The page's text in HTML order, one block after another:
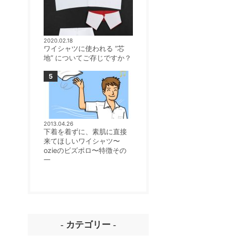
2020.02.18
ワイシャツに使われる ”芯
地” についてご存じですか？
2013.04.26
下着を着ずに、素肌に直接
来てほしいワイシャツ〜
ozieのビズポロ〜特徴その
一
- カテゴリー -